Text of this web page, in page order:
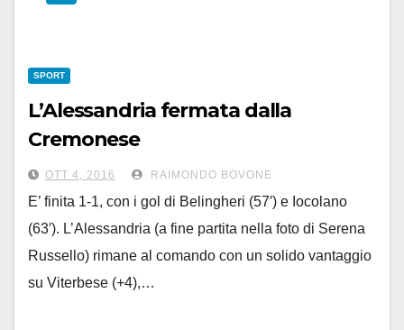
SPORT
L’Alessandria fermata dalla
Cremonese
resta prima con 4 punti di
vantaggio
OTT 4, 2016 RAIMONDO BOVONE
E’ finita 1-1, con i gol di Belingheri (57′) e Iocolano
(63′). L’Alessandria (a fine partita nella foto di Serena
Russello) rimane al comando con un solido vantaggio
su Viterbese (+4),…